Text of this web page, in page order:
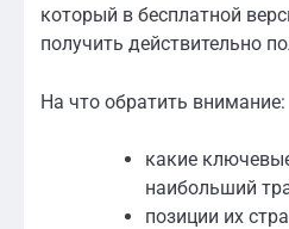
который в бесплатной
получить действительно
На что обратить внимание:
какие
наибольший
позиции их